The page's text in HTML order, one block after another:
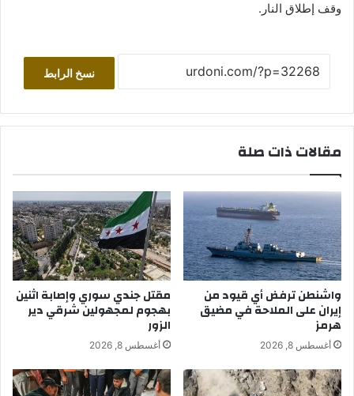
وقف إطلاق النار.
نسخ الرابط
مقالات ذات صلة
واشنطن ترفض أي قيود من
إيران على الملاحة في مضيق
هرمز
أغسطس 8, 2026
مقتل جندي سوري وإصابة اثنين
بهجوم لمجهولين شرقي دير
الزور
أغسطس 8, 2026